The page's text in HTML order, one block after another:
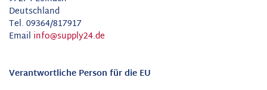
Deutschland
Tel. 09364/817917
Email info@supply24.de
Verantwortliche Person für die EU